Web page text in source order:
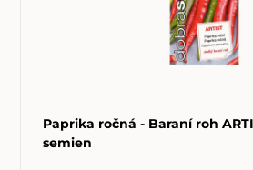
Paprika ročná - Baraní roh ARTIST sladký 40
semien